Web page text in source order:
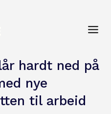
hardt ned på
nye
til arbeid